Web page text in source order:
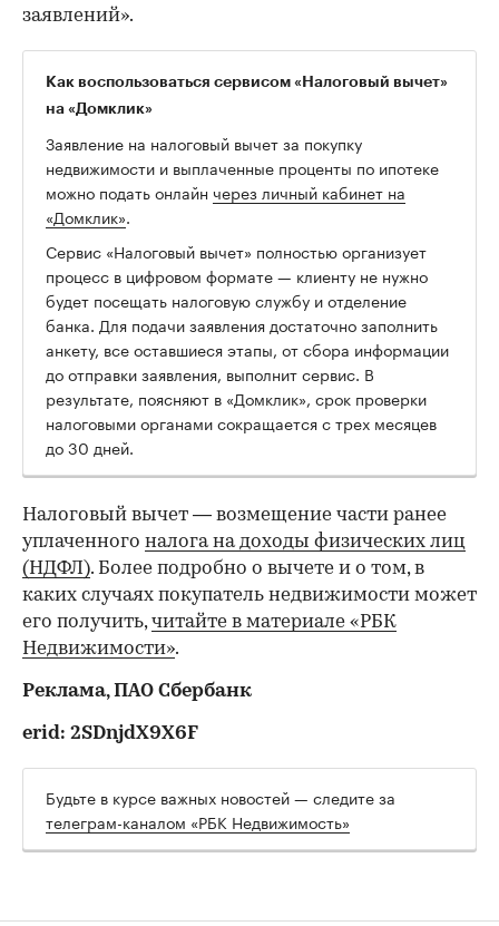
заявлений».
Как воспользоваться сервисом «Налоговый вычет»
на «Домклик»
Заявление на налоговый вычет за покупку
недвижимости и выплаченные проценты по ипотеке
можно подать онлайн через личный кабинет на
«Домклик».
Сервис «Налоговый вычет» полностью организует
процесс в цифровом формате — клиенту не нужно
будет посещать налоговую службу и отделение
банка. Для подачи заявления достаточно заполнить
анкету, все оставшиеся этапы, от сбора информации
до отправки заявления, выполнит сервис. В
результате, поясняют в «Домклик», срок проверки
налоговыми органами сокращается с трех месяцев
до 30 дней.
Налоговый вычет — возмещение части ранее
уплаченного налога на доходы физических лиц
(НДФЛ). Более подробно о вычете и о том, в
каких случаях покупатель недвижимости может
его получить,читайте в материале «РБК
Недвижимости».
Реклама, ПАО Сбербанк
erid: 2SDnjdX9X6F
Будьте в курсе важных новостей — следите за
телеграм-каналом «РБК Недвижимость»